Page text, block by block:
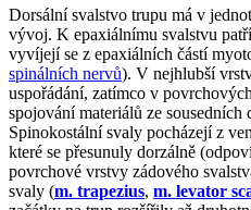
Dorsální svalstvo trupu má v
vývoj. K epaxiálnímu svalstvu
vyvíjejí se z epaxiálních částí
spinálních nervů). V nejhlubší
uspořádání, zatímco v
spojování materiálů ze sousedních
Spinokostální svaly pocházejí z
které se přesunuly dorzálně
povrchové vrstvy zádového
svaly (m. trapezius, m. levator